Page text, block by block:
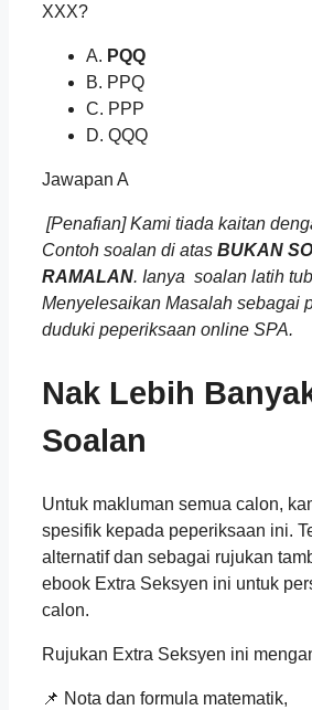
XXX?
A. PQQ
B. PPQ
C. PPP
D. QQQ
Jawapan A
[Penafian] Kami tiada kaitan
Contoh soalan di atas BUKAN
RAMALAN. Ianya soalan latih
Menyelesaikan Masalah sebagai
duduki peperiksaan online SPA.
Nak Lebih
Soalan
Untuk makluman semua calon,
spesifik kepada peperiksaan ini.
alternatif dan sebagai rujukan
ebook Extra Seksyen ini untuk
calon.
Rujukan Extra Seksyen ini
📌 Nota dan formula matematik,